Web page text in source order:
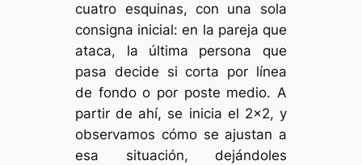
cuatro esquinas, con una sola
consigna inicial: en la pareja que
ataca, la última persona que
pasa decide si corta por línea
de fondo o por poste medio. A
partir de ahí, se inicia el 2×2, y
observamos cómo se ajustan a
esa situación, dejándoles